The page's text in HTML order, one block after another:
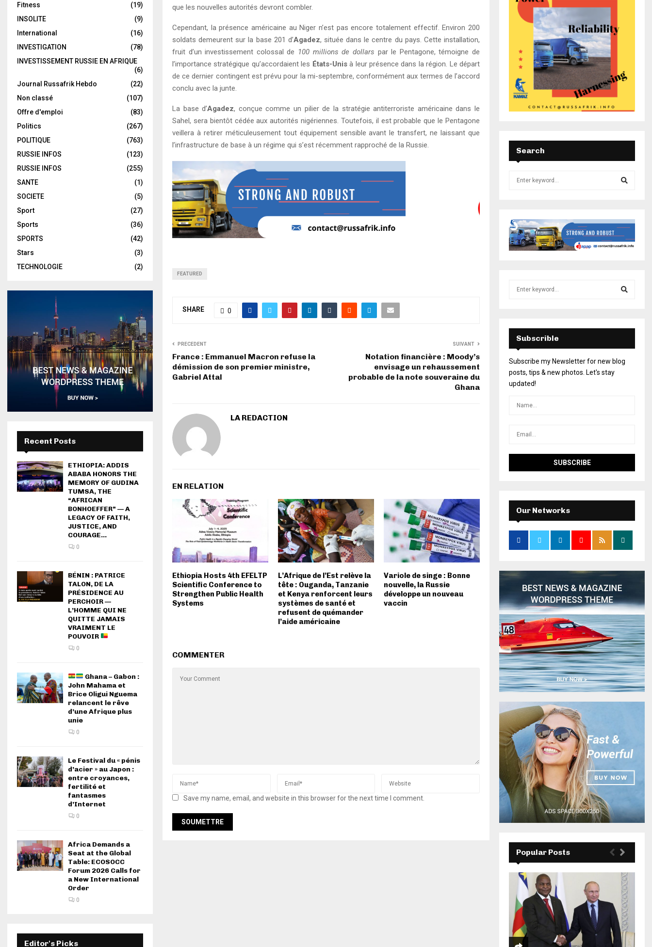
que les nouvelles autorités devront combler.
Cependant, la présence américaine au Niger n’est pas encore totalement effectif. Environ 200
soldats demeurent sur la base 201 d’Agadez, située dans le centre du pays. Cette installation,
fruit d’un investissement colossal de 100 millions de dollars par le Pentagone, témoigne de
l’importance stratégique qu’accordaient les États-Unisà leur présence dans la région. Le départ
de ce dernier contingent est prévu pour la mi-septembre, conformément aux termes de l’accord
conclu avec la junte.
La base d’Agadez, conçue comme un pilier de la stratégie antiterroriste américaine dans le
Sahel, sera bientôt cédée aux autorités nigériennes. Toutefois, il est probable que le Pentagone
veillera à retirer méticuleusement tout équipement sensible avant le transfert, ne laissant que
l’infrastructure de base à un régime qui s’est récemment rapproché de la Russie.
FEATURED
SHARE 0
PRECEDENT
France : Emmanuel Macron refuse la
démission de son premier ministre,
Gabriel Attal
SUIVANT
Notation financière : Moody’s
envisage un rehaussement
probable de la note souveraine du
Ghana
LA REDACTION
EN RELATION
Ethiopia Hosts 4th EFELTP
Scientific Conference to
Strengthen Public Health
Systems
L’Afrique de l’Est relève la
tête : Ouganda, Tanzanie
et Kenya renforcent leurs
systèmes de santé et
refusent de quémander
l’aide américaine
Variole de singe : Bonne
nouvelle, la Russie
développe un nouveau
vaccin
COMMENTER
Save my name, email, and website in this browser for the next time I comment.
Fitness
(19)
INSOLITE
(9)
International
(16)
INVESTIGATION
(78)
INVESTISSEMENT RUSSIE EN AFRIQUE
(6)
Journal Russafrik Hebdo
(22)
Non classé
(107)
Offre d'emploi
(83)
Politics
(267)
POLITIQUE
(763)
RUSSIE INFOS
(123)
RUSSIE INFOS
(255)
SANTE
(1)
SOCIETE
(5)
Sport
(27)
Sports
(36)
SPORTS
(42)
Stars
(3)
TECHNOLOGIE
(2)
Recent Posts
ETHIOPIA: ADDIS
ABABA HONORS THE
MEMORY OF GUDINA
TUMSA, THE
“AFRICAN
BONHOEFFER” — A
LEGACY OF FAITH,
JUSTICE, AND
COURAGE...
0
BÉNIN : PATRICE
TALON, DE LA
PRÉSIDENCE AU
PERCHOIR —
L’HOMME QUI NE
QUITTE JAMAIS
VRAIMENT LE
POUVOIR
0
Ghana – Gabon :
John Mahama et
Brice Oligui Nguema
relancent le rêve
d’une Afrique plus
unie
0
Le Festival du « pénis
d’acier » au Japon :
entre croyances,
fertilité et
fantasmes
d’Internet
0
Africa Demands a
Seat at the Global
Table: ECOSOCC
Forum 2026 Calls for
a New International
Order
0
Editor's Picks
Search
Subscrible
Subscribe my Newsletter for new blog
posts, tips & new photos. Let's stay
updated!
Our Networks
Popular Posts